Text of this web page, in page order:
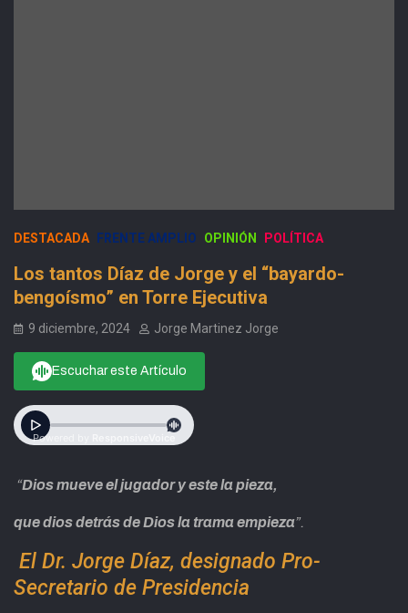
DESTACADA FRENTE AMPLIO OPINIÓN POLÍTICA
Los tantos Díaz de Jorge y el “bayardo-
bengoísmo” en Torre Ejecutiva
9 diciembre, 2024 Jorge Martinez Jorge
Escuchar este Artículo
“Dios mueve el jugador y este la pieza,
que dios detrás de Dios la trama empieza”.
El Dr. Jorge Díaz, designado Pro-
Secretario de Presidencia